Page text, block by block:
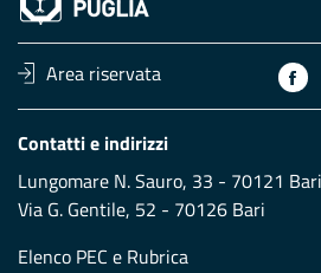
Area riservata
Contatti e indirizzi
Lungomare N. Sauro, 33 - 70121 Bari
Via G. Gentile, 52 - 70126 Bari
Elenco PEC e Rubrica